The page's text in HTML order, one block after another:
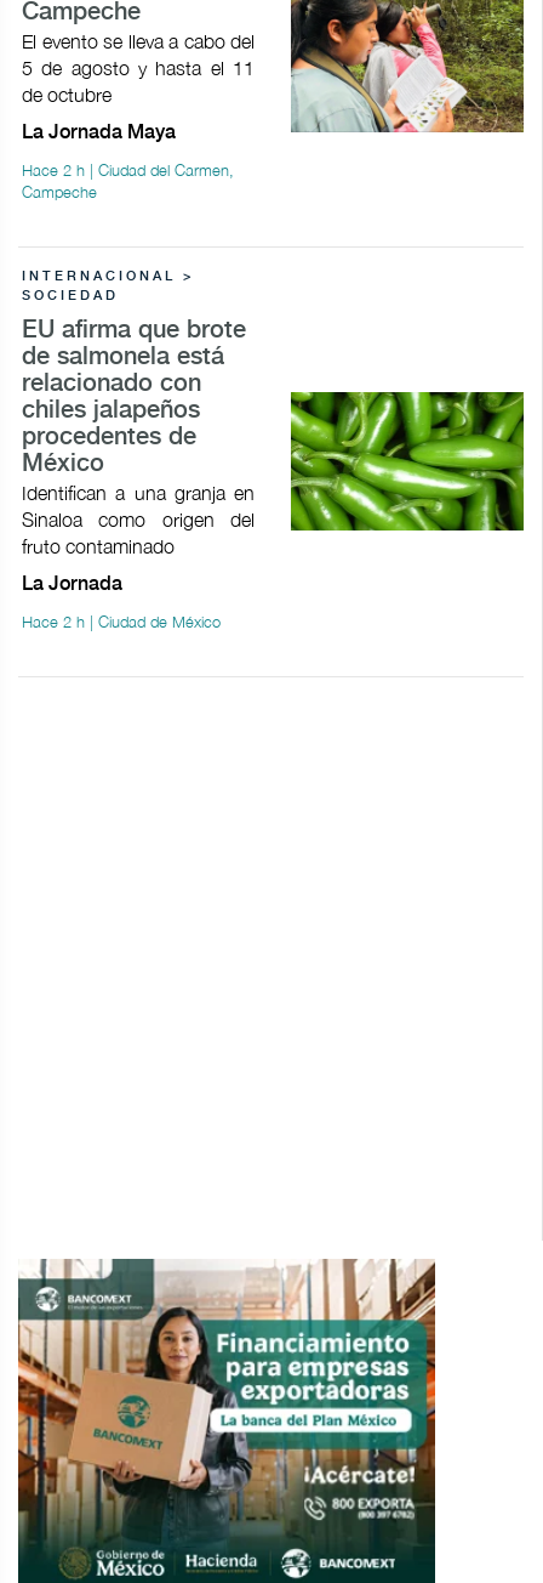
Campeche
El evento se lleva a cabo del
5 de agosto y hasta el 11
de octubre
La Jornada Maya
Hace 2 h | Ciudad del Carmen,
Campeche
INTERNACIONAL >
SOCIEDAD
EU afirma que brote
de salmonela está
relacionado con
chiles jalapeños
procedentes de
México
Identifican a una granja en
Sinaloa como origen del
fruto contaminado
La Jornada
Hace 2 h | Ciudad de México